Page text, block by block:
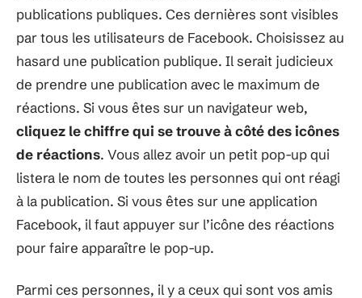
publications publiques. Ces dernières sont visibles
par tous les utilisateurs de Facebook. Choisissez au
hasard une publication publique. Il serait judicieux
de prendre une publication avec le maximum de
réactions. Si vous êtes sur un navigateur web,
cliquez le chiffre qui se trouve à côté des icônes
de réactions. Vous allez avoir un petit pop-up qui
listera le nom de toutes les personnes qui ont réagi
à la publication. Si vous êtes sur une application
Facebook, il faut appuyer sur l’icône des réactions
pour faire apparaître le pop-up.
Parmi ces personnes, il y a ceux qui sont vos amis